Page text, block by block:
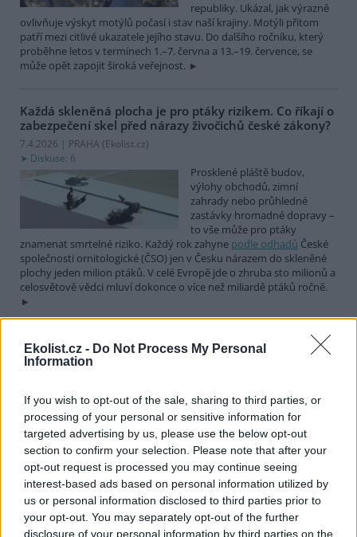
Ekolist.cz - Do Not Process My Personal
Information
If you wish to opt-out of the sale, sharing to third parties, or
processing of your personal or sensitive information for
targeted advertising by us, please use the below opt-out
section to confirm your selection. Please note that after your
opt-out request is processed you may continue seeing
interest-based ads based on personal information utilized by
us or personal information disclosed to third parties prior to
your opt-out. You may separately opt-out of the further
disclosure of your personal information by third parties on the
republiky. Ukázal, jak výrazně
ovlivňuje výskyt motýlů počasí i stav naší krajiny. Motýli přitom
patří mezi citlivé ukazatele jejího stavu. Do dalšího ročníku, který
proběhne letos v termínech 1.–7. června a 13.–19. července, se
může opět zapojit široká veřejnost.
Každá skleněná plocha je pro ptáky rizikem. Co říkají o
zabezpečení skel před nárazy živočichů české zákony?
7.4.2026 | PRAHA (Ekolist.cz)
Diskuse: 6
Prosklené pláště budov,
výlohy obchodů, zimní
zahrady nebo průhledné
zastávky hromadné dopravy –
to vše může pro ptáky
znamenat smrtelné riziko. Každý rok zahyne podle odhadů České
společnosti ornitologické (ČSO) jen v Česku nárazem do skleněné
plochy jeden milion ptáků. V celé Evropě jde o zhruba sto milionů a
celosvětově vědci mluví dokonce o více než miliardě ptáků ročně.
Deset druhů ptáků, které by neměly chybět na žádné
živé zahradě. Startuje soutěž Velký rok zahradní
Diskuse: 10
Dnes slavíme Mezinárodní den
ptactva a Český svaz ochránců
přírody (ČSOP) při této
příležitosti vyhlašuje pro
milovníky opeřenců soutěž
Velký rok zahradní. Malí i velcí mohou soutěžit o to, kdo během
365 dní zaznamená na své zahradě nejvíce ptačích druhů.